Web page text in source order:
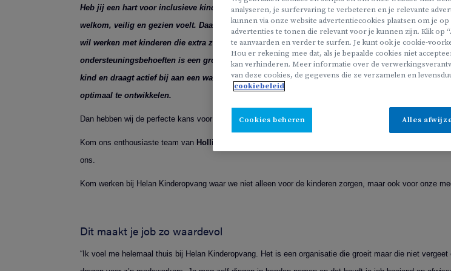
Heb jij een hart voor inclusieve kinderopvang? Op onze locatie vinden we het belangrijk dat elk
welkom, veilig en gezien voelt. Daarom zoeken we een begeleider die met enthousiasme en
wil werken met kinderen die extra zorg of begeleiding nodig hebben. Ervaring met uiteenlopende
ondersteuningsbehoeften is een grote meerwaarde. Je hebt oog voor de unieke talenten en noden
kind en draagt actief bij aan een warme, inclusieve omgeving waarin iedereen de kans krijgt om
optimaal te ontwikkelen.
Dan hebben wij de perfecte kans voor jou!
Kom ons enthousiaste team van Hollihof
ons.
Kom werken bij Helan Kinderopvang waar we niet alleen voor de kinderen zorgen, maar ook voor onze
Dit maakt je job zo waardevol
“Ik voel me helemaal thuis bij Helan Kinderopvang. Het is een organisatie die groeit maar die niet vergeet
analyseren, je surfervaring te verbeteren en je relevante
kunnen via onze website advertentiecookies plaatsen om je
advertenties te tonen die relevant voor je kunnen zijn. Klik op
te aanvaarden en verder te surfen. Je kunt ook je cookie-
Hou er rekening mee dat, als je bepaalde cookies niet
kan verhinderen. Meer informatie over de
van deze cookies, de gegevens die ze verzamelen en
cookiebeleid
Alles
Cookies beheren